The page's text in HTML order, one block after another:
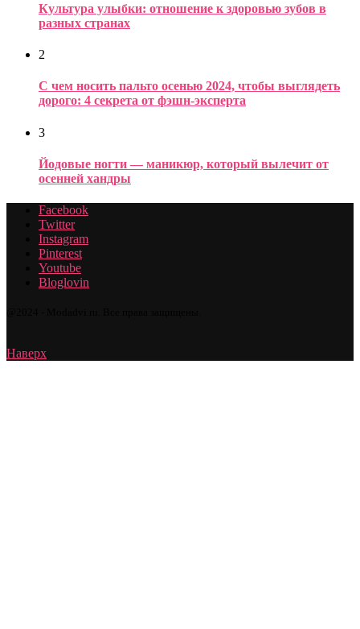
Культура улыбки: отношение к здоровью зубов в
разных странах
2
С чем носить пальто осенью 2024, чтобы выглядеть
дорого: 4 секрета от фэшн-эксперта
3
Йодовые ногти — маникюр, который вылечит от
осенней хандры
Facebook
Twitter
Instagram
Pinterest
Youtube
Bloglovin
Наверх